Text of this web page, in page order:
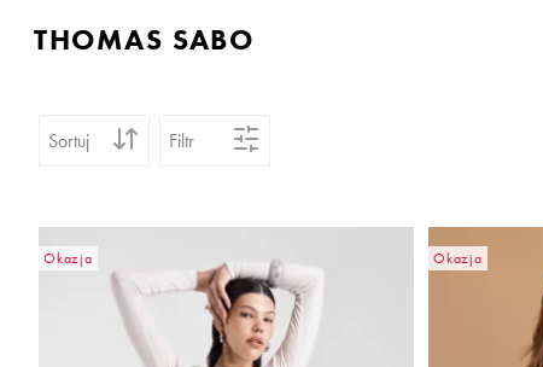
THOMAS SABO
Sortuj Filtr
Okazja Okazja